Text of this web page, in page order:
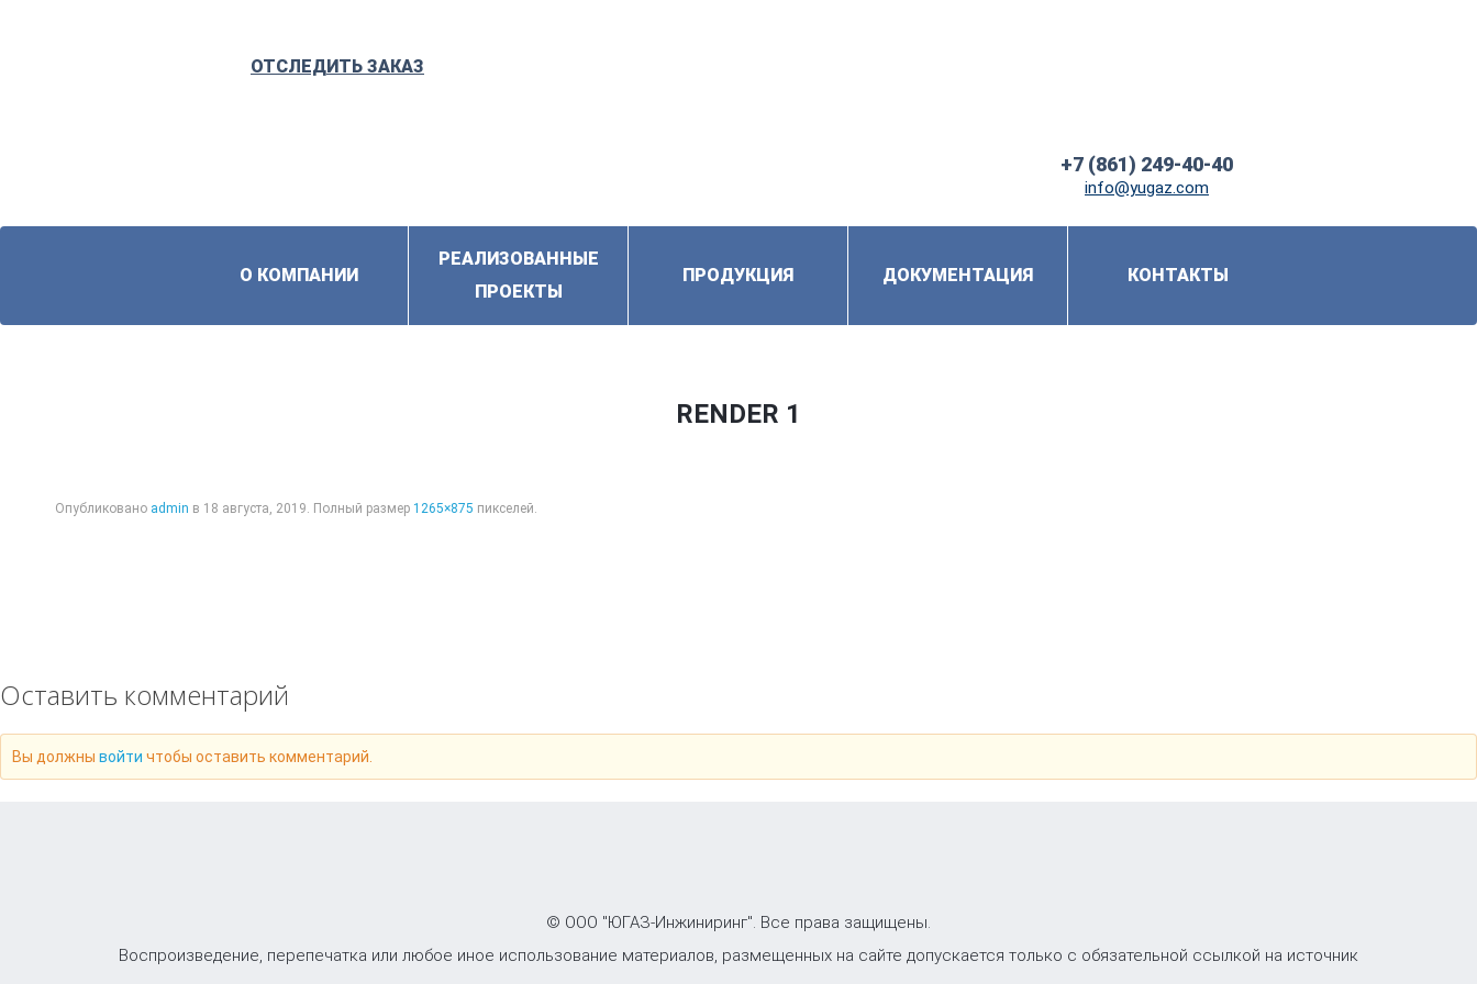
ОТСЛЕДИТЬ ЗАКАЗ
+7 (861) 249-40-40
info@yugaz.com
О КОМПАНИИ
РЕАЛИЗОВАННЫЕ
ПРОЕКТЫ
ПРОДУКЦИЯ ДОКУМЕНТАЦИЯ КОНТАКТЫ
RENDER 1
Опубликовано admin в 18 августа, 2019. Полный размер 1265×875 пикселей.
Оставить комментарий
Вы должны войти чтобы оставить комментарий.
© ООО "ЮГАЗ-Инжиниринг". Все права защищены.
Воспроизведение, перепечатка или любое иное использование материалов, размещенных на сайте допускается только с обязательной ссылкой на источник